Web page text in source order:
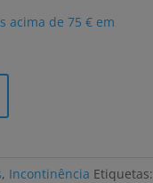
acima de 75 € em
, Incontinência Etiquetas: